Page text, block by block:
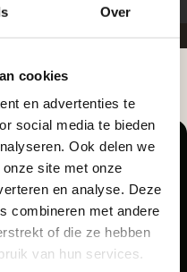
Over
cookies
en advertenties te
social media te bieden
Ook delen we
site met onze
en analyse. Deze
combineren met andere
of die ze hebben
van hun services.
geschikte partner
naar tuin- en
leverancier van
breed assortiment
Lees meer over de
tijdens de
hanteren tijdens
openingstijden op
voor de
heet voortaan Vego